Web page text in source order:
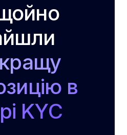
в
KYC